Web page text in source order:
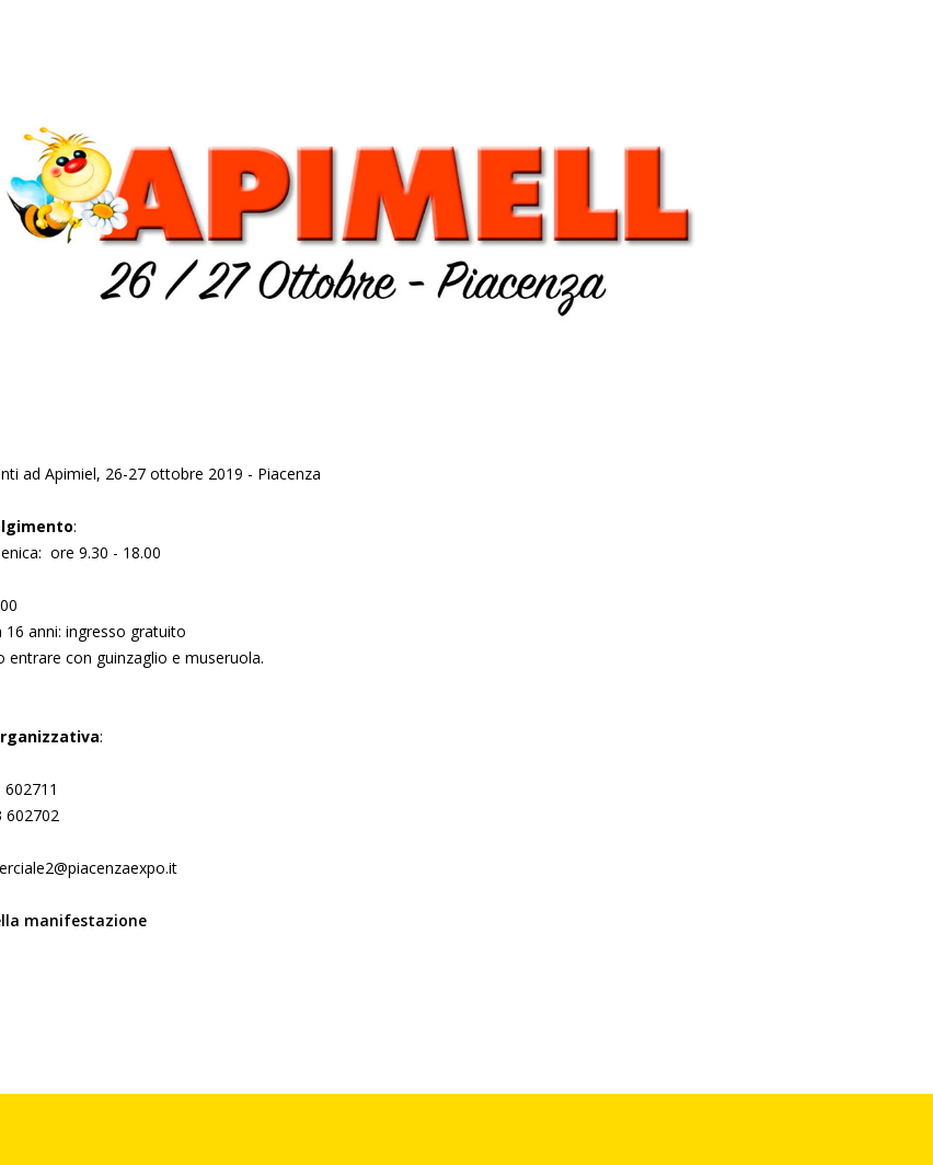
ad Apimiel, 26-27 ottobre 2019 - Piacenza
:
ore 9.30 - 18.00
anni: ingresso gratuito
entrare con guinzaglio e museruola.
:
602702
manifestazione